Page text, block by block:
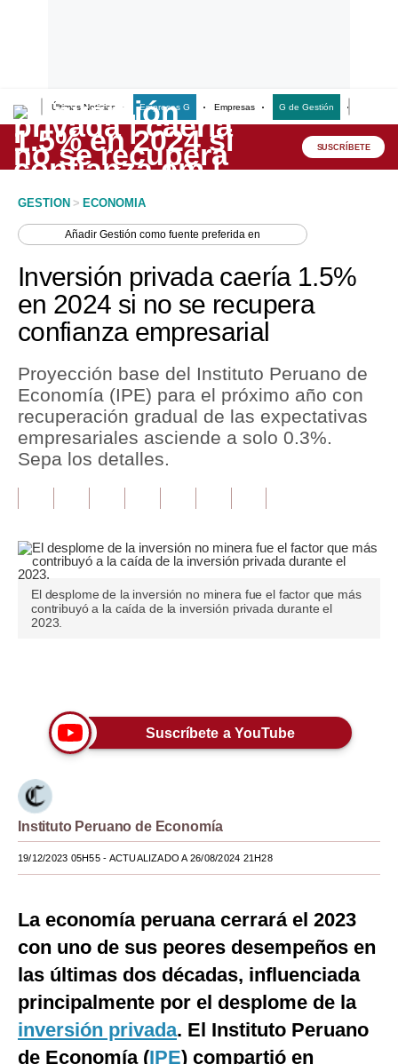
Últimas Noticias Empresas G Empresas G de Gestión
Lo último
Peru Quiosco
Economía
Mercados
Política
Tu Dinero
Finanzas Personales
Opinión
Editorial
Tendencias
Lujo
Viajes
Moda
Estilos
EEUU
España
Internacional
SUSCRÍBETE
GESTION > ECONOMIA
AñadirGestión como fuente preferida en
Inversión privada caería 1.5%
en 2024 si no se recupera
confianza empresarial
Proyección base del Instituto Peruano de
Economía (IPE) para el próximo año con
recuperación gradual de las expectativas
empresariales asciende a solo 0.3%.
Sepa los detalles.
El desplome de la inversión no minera fue el factor que más
contribuyó a la caída de la inversión privada durante el
2023.
Suscríbete a YouTube
Instituto Peruano de Economía
19/12/2023 05H55- ACTUALIZADO A 26/08/2024 21H28
La economía peruana cerrará el 2023
con uno de sus peores desempeños en
las últimas dos décadas, influenciada
principalmente por el desplome de la
inversión privada. El Instituto Peruano
de Economía (IPE) compartió en